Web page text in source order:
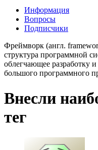
Информация
Вопросы
Подписчики
Фреймворк (англ.
структура программной
облегчающее разработку
большого программного
Внесли
тег